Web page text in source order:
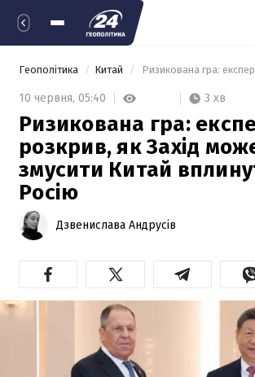
Геополітика Китай
10 червня, 05:40 3 хв
Ризикована гра:
розкрив, як Захід
змусити Китай
Росію
Дзвенислава Андрусів